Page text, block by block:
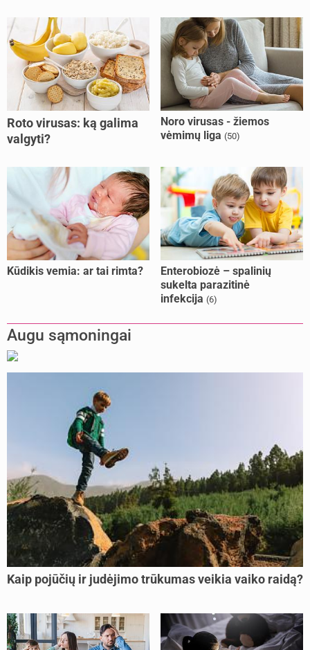
Roto virusas: ką galima
valgyti?
Noro virusas - žiemos
vėmimų liga (50)
Kūdikis vemia: ar tai rimta?
Enterobiozė – spalinių
sukelta parazitinė
infekcija (6)
Augu sąmoningai
Kaip pojūčių ir judėjimo trūkumas veikia vaiko raidą?